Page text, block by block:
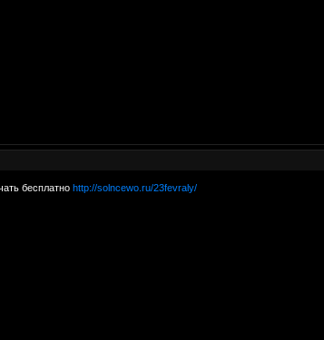
бесплатноhttp://solncewo.ru/23fevraly/